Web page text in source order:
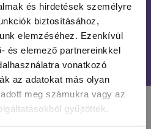
és hirdetések személyre
biztosításához,
elemzéséhez. Ezenkívül
és elemező partnereinkkel
vonatkozó
az adatokat más olyan
meg számukra vagy az
gyűjtöttek.
EMAILBEN
VÁSÁRLÁS